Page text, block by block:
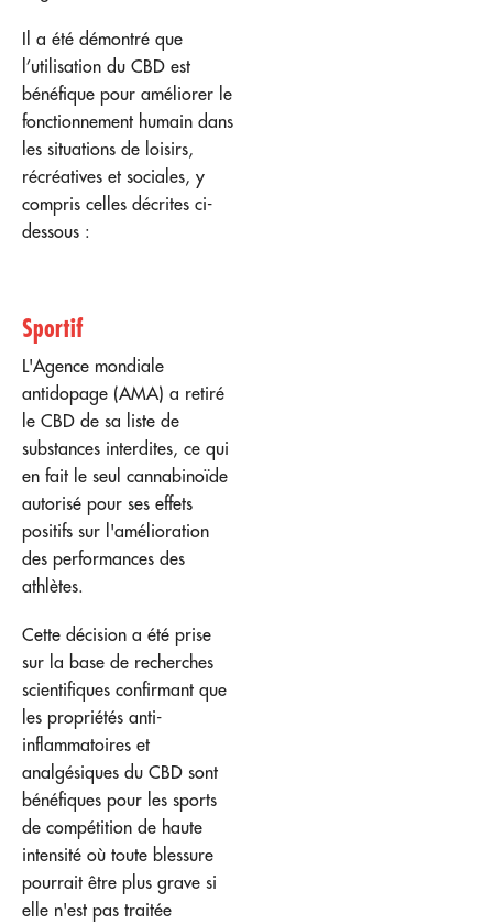
Il a été démontré que
l’utilisation du CBD est
bénéfique pour améliorer le
fonctionnement humain dans
les situations de loisirs,
récréatives et sociales, y
compris celles décrites ci-
dessous :
Sportif
L'Agence mondiale
antidopage (AMA) a retiré
le CBD de sa liste de
substances interdites, ce qui
en fait le seul cannabinoïde
autorisé pour ses effets
positifs sur l'amélioration
des performances des
athlètes.
Cette décision a été prise
sur la base de recherches
scientifiques confirmant que
les propriétés anti-
inflammatoires et
analgésiques du CBD sont
bénéfiques pour les sports
de compétition de haute
intensité où toute blessure
pourrait être plus grave si
elle n'est pas traitée